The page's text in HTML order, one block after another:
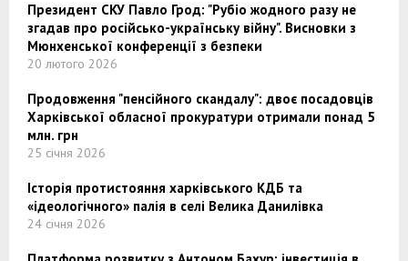
Президент СКУ Павло Грод: "Рубіо жодного разу не
згадав про російсько-українську війну". Висновки з
Мюнхенської конференції з безпеки
20 лютого 2026
Продовження "пенсійного скандалу": двоє посадовців
Харківської обласної прокуратури отримали понад 5
млн. грн
25 січня 2026
Історія протистояння харківського КДБ та
«ідеологічного» палія в селі Велика Данилівка
24 січня 2026